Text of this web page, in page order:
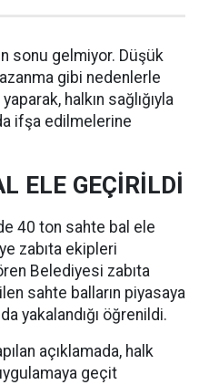
sonu gelmiyor. Düşük
gibi nedenlerle
halkın sağlığıyla
ifşa edilmelerine
ELE GEÇİRİLDİ
40 ton sahte bal ele
zabıta ekipleri
Belediyesi zabıta
sahte balların piyasaya
yakalandığı öğrenildi.
açıklamada, halk
geçit